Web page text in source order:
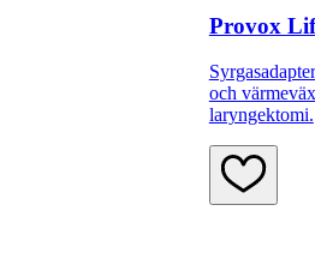
Provox
och
laryngektomi.